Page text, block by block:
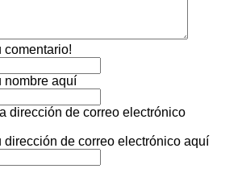
comentario!
nombre aquí
dirección de correo electrónico
dirección de correo electrónico aquí